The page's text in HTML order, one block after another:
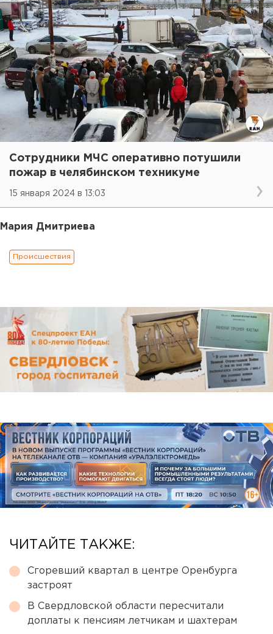
Сотрудники МЧС оперативно потушили
пожар в челябинском техникуме
15 января 2024 в 13:03
Мария Дмитриева
Происшествия
ЧИТАЙТЕ ТАКЖЕ:
Сгоревший квартал в центре Оренбурга
застроят
В Свердловской области пересчитали
доплаты к пенсиям летчикам и шахтерам